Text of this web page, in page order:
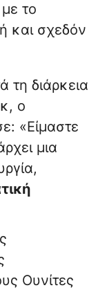
το
και σχεδόν
τη διάρκεια
ο
«Είμαστε
μια
Ουνίτες